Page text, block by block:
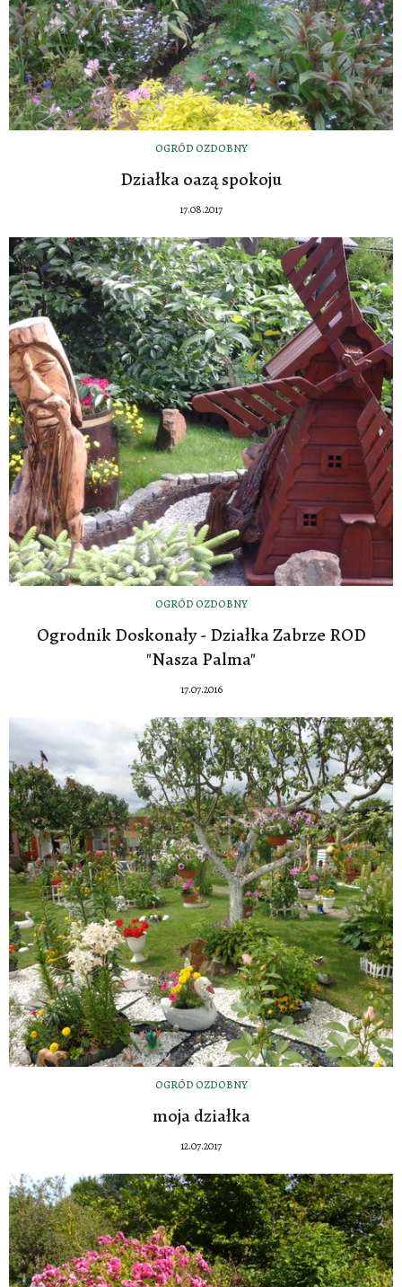
OGRÓD OZDOBNY
Działka oazą spokoju
17.08.2017
OGRÓD OZDOBNY
Ogrodnik Doskonały - Działka Zabrze ROD
"Nasza Palma"
17.07.2016
OGRÓD OZDOBNY
moja działka
12.07.2017